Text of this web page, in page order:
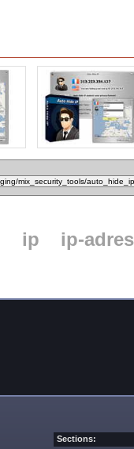
ip
ip-adres
Sections: